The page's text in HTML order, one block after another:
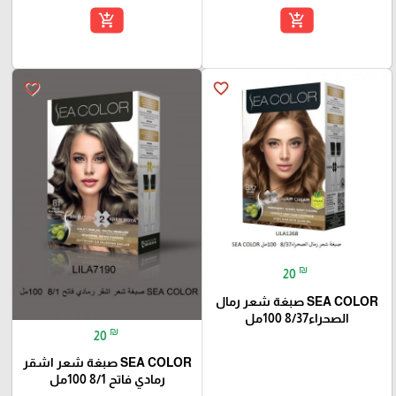
add_shopping_cart
add_shopping_cart
favorite_border
20 ₪
SEA COLOR صبغة شعر رمال
الصحراء8/37 100مل
favorite_border
20 ₪
SEA COLOR صبغة شعر اشقر
رمادي فاتح 8/1 100مل